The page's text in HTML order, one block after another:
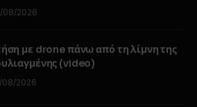
08/2026
με drone πάνω από τη λίμνη της
(video)
08/2026